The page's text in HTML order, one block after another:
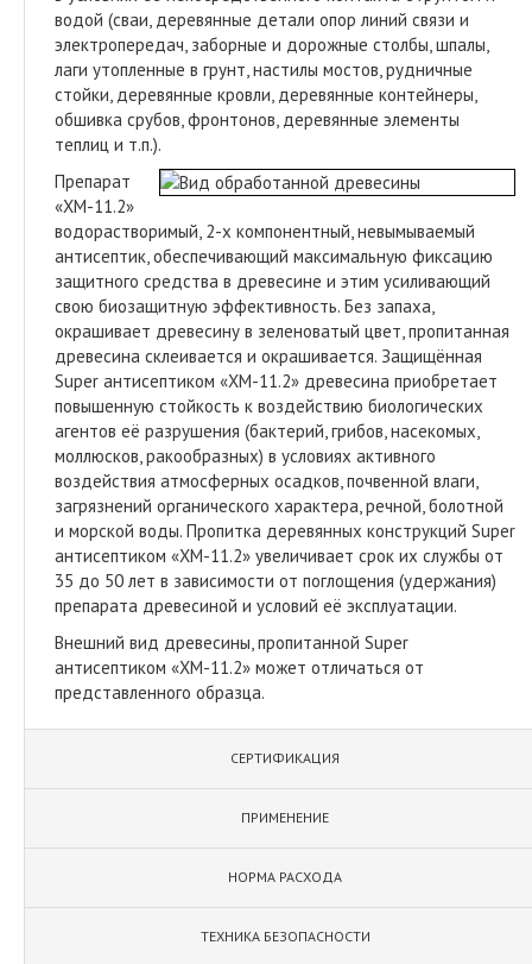
водой (сваи, деревянные детали опор линий связи и
электропередач, заборные и дорожные столбы, шпалы,
лаги утопленные в грунт, настилы мостов, рудничные
стойки, деревянные кровли, деревянные контейнеры,
обшивка срубов, фронтонов, деревянные элементы
теплиц и т.п.).
Препарат
«ХМ-11.2»
водорастворимый, 2-х компонентный, невымываемый
антисептик, обеспечивающий максимальную фиксацию
защитного средства в древесине и этим усиливающий
свою биозащитную эффективность. Без запаха,
окрашивает древесину в зеленоватый цвет, пропитанная
древесина склеивается и окрашивается. Защищённая
Super антисептиком «ХМ-11.2» древесина приобретает
повышенную стойкость к воздействию биологических
агентов её разрушения (бактерий, грибов, насекомых,
моллюсков, ракообразных) в условиях активного
воздействия атмосферных осадков, почвенной влаги,
загрязнений органического характера, речной, болотной
и морской воды. Пропитка деревянных конструкций Super
антисептиком «ХМ-11.2» увеличивает срок их службы от
35 до 50 лет в зависимости от поглощения (удержания)
препарата древесиной и условий её эксплуатации.
Внешний вид древесины, пропитанной Super
антисептиком «ХМ-11.2» может отличаться от
представленного образца.
СЕРТИФИКАЦИЯ
ПРИМЕНЕНИЕ
НОРМА РАСХОДА
ТЕХНИКА БЕЗОПАСНОСТИ